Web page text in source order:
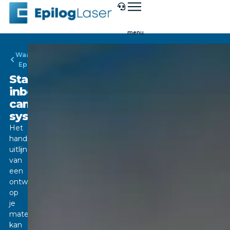
Waarom
Epilog
Standaard
inbegrepen
camera
systeem
Het
handmatig
uitlijnen
van
een
ontwerp
op
je
materiaal
kan